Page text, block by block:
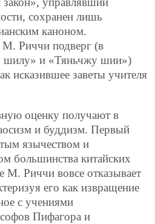
сохранен лишь
каноном.
Риччи подверг (в
шилу» и «Тяньчжу шии»)
исказившее заветы учителя
оценку получают в
и буддизм. Первый
язычеством и
большинства китайских
М. Риччи вовсе отказывает
его как извращение
с учениями
Пифагора и